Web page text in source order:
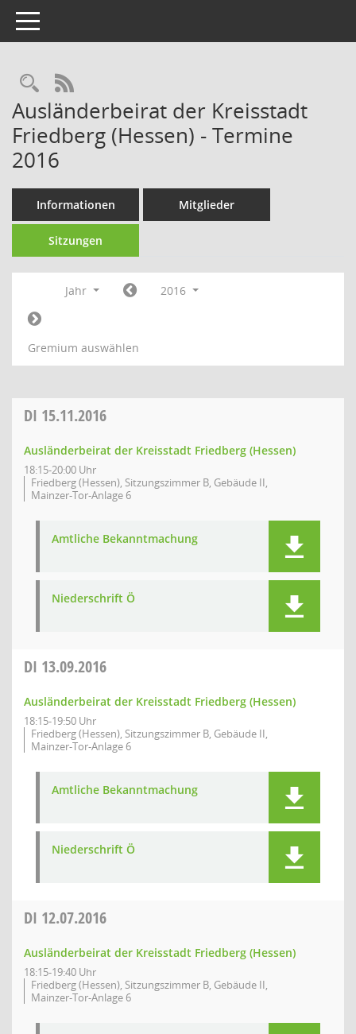
Toggle navigation
Rechercheauswahl
RSS-Feed
Ausländerbeirat der Kreisstadt
Friedberg (Hessen) - Termine
2016
Informationen Mitglieder
Sitzungen
Jahr 2016
Gremium auswählen
DI 15.11.2016
Ausländerbeirat der Kreisstadt Friedberg (Hessen)
18:15-20:00 Uhr
Friedberg (Hessen), Sitzungszimmer B, Gebäude II,
Mainzer-Tor-Anlage 6
Amtliche Bekanntmachung
Niederschrift Ö
DI 13.09.2016
Ausländerbeirat der Kreisstadt Friedberg (Hessen)
18:15-19:50 Uhr
Friedberg (Hessen), Sitzungszimmer B, Gebäude II,
Mainzer-Tor-Anlage 6
Amtliche Bekanntmachung
Niederschrift Ö
DI 12.07.2016
Ausländerbeirat der Kreisstadt Friedberg (Hessen)
18:15-19:40 Uhr
Friedberg (Hessen), Sitzungszimmer B, Gebäude II,
Mainzer-Tor-Anlage 6